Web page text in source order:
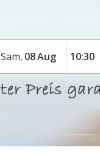
Sam, 08Aug